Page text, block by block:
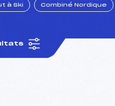
à Ski Combiné Nordique